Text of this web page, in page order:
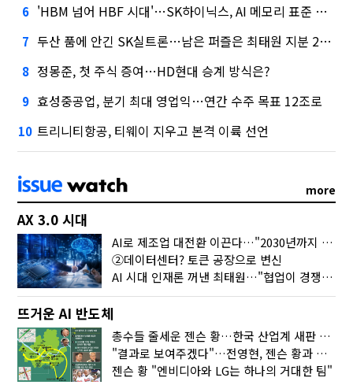
6 'HBM 넘어 HBF 시대'…SK하이닉스, AI 메모리 표준 선점 나섰다
7 두산 품에 안긴 SK실트론…남은 퍼즐은 최태원 지분 29.4%
8 정몽준, 첫 주식 증여…HD현대 승계 방식은?
9 효성중공업, 분기 최대 영업익…연간 수주 목표 12조로
10 트리니티항공, 티웨이 지우고 본격 이륙 선언
more
AX 3.0 시대
AI로 제조업 대전환 이끈다…"2030년까지 민관합동 20조 투자"
②데이터센터? 토큰 공장으로 변신
AI 시대 인재론 꺼낸 최태원…"협업이 경쟁력"
뜨거운 AI 반도체
총수들 줄세운 젠슨 황…한국 산업계 새판 짰다
"결과로 보여주겠다"…전영현, 젠슨 황과 HBM5 논의
젠슨 황 "엔비디아와 LG는 하나의 거대한 팀"